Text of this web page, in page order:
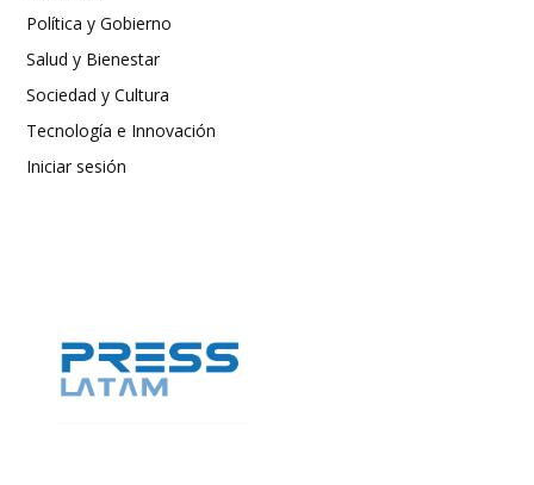
Política y Gobierno
Salud y Bienestar
Sociedad y Cultura
Tecnología e Innovación
Iniciar sesión